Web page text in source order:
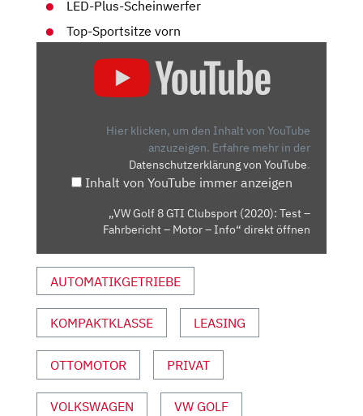
LED-Plus-Scheinwerfer
Top-Sportsitze vorn
CLUBSPORT
FAHRBERICHT
–
INFO“
YOUTUBE
ANZEIGEN
Hier klicken, um den Inhalt von YouTube
anzuzeigen. Erfahre mehr in der
Datenschutzerklärung von YouTube.
Inhalt von YouTube immer anzeigen
„VW Golf 8 GTI Clubsport (2020): Test –
Fahrbericht – Motor – Info“ direkt öffnen
AUTOMATIKGETRIEBE
KOMPAKTKLASSE LEASING
OTTOMOTOR PRIVAT
VOLKSWAGEN VW GOLF